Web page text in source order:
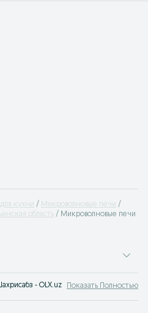
кухни
Микроволновые печи
область
Микроволновые печи
- OLX.uz: купитьПоказать Полностью